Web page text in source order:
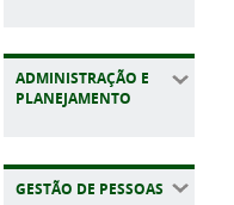
ADMINISTRAÇÃO E
PLANEJAMENTO
GESTÃO DE PESSOAS